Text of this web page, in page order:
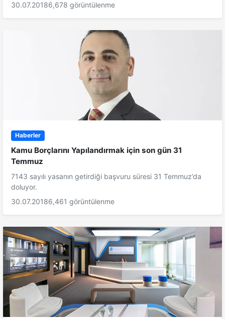
30.07.20186,678 görüntülenme
Haberler
Kamu Borçlarını Yapılandırmak için son gün 31
Temmuz
7143 sayılı yasanın getirdiği başvuru süresi 31 Temmuz’da
doluyor.
30.07.20186,461 görüntülenme